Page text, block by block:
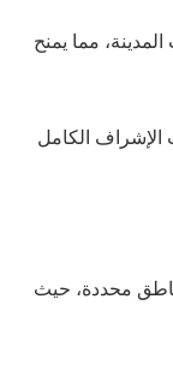
مما يمنح
الإشراف الكامل
محددة، حيث